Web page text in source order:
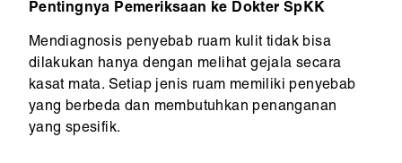
Pentingnya Pemeriksaan ke Dokter SpKK
Mendiagnosis penyebab ruam kulit tidak bisa
dilakukan hanya dengan melihat gejala secara
kasat mata. Setiap jenis ruam memiliki penyebab
yang berbeda dan membutuhkan penanganan
yang spesifik.